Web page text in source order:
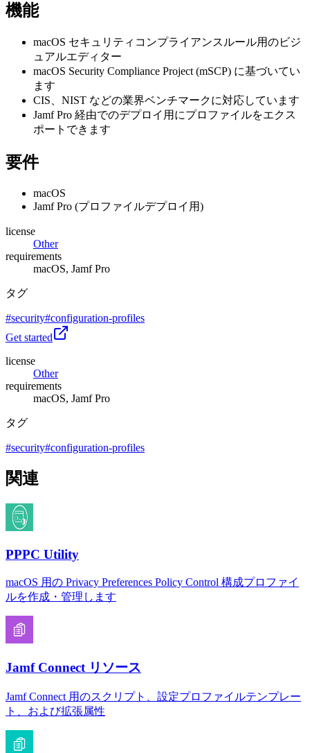
機能
macOS セキュリティコンプライアンスルール用のビジ
ュアルエディター
macOS Security Compliance Project (mSCP) に基づいてい
ます
CIS、NIST などの業界ベンチマークに対応しています
Jamf Pro 経由でのデプロイ用にプロファイルをエクス
ポートできます
要件
macOS
Jamf Pro (プロファイルデプロイ用)
license
Other
requirements
macOS, Jamf Pro
タグ
#security#configuration-profiles
Get started
license
Other
requirements
macOS, Jamf Pro
タグ
#security#configuration-profiles
関連
PPPC Utility
macOS 用の Privacy Preferences Policy Control 構成プロファイ
ルを作成・管理します
Jamf Connect リソース
Jamf Connect 用のスクリプト、設定プロファイルテンプレー
ト、および拡張属性